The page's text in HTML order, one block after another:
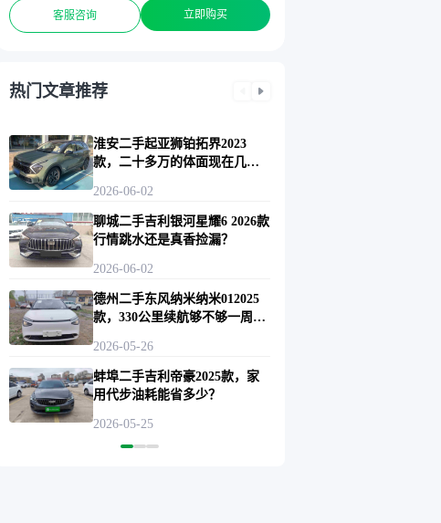
客服咨询 立即购买
热门文章推荐
淮安二手起亚狮铂拓界2023
款，二十多万的体面现在几折
2026-06-02
聊城二手吉利银河星耀6 2026款
行情跳水还是真香捡漏？
2026-06-02
德州二手东风纳米纳米012025
款，330公里续航够不够一周通
2026-05-26
蚌埠二手吉利帝豪2025款，家
用代步油耗能省多少？
2026-05-25